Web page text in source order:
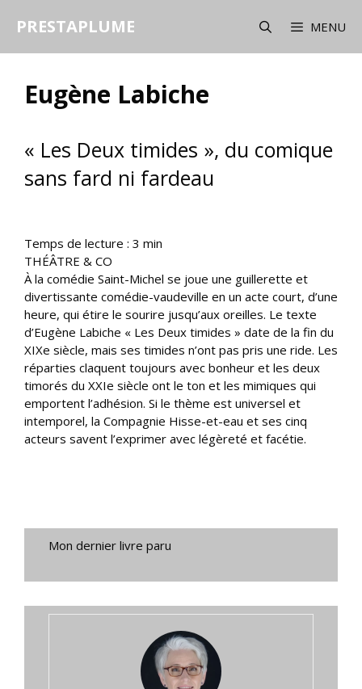
PRESTAPLUME MENU
Eugène Labiche
« Les Deux timides », du comique
sans fard ni fardeau
Temps de lecture : 3 min
THÉÂTRE & CO
À la comédie Saint-Michel se joue une guillerette et
divertissante comédie-vaudeville en un acte court, d’une
heure, qui étire le sourire jusqu’aux oreilles. Le texte
d’Eugène Labiche « Les Deux timides » date de la fin du
XIXe siècle, mais ses timides n’ont pas pris une ride. Les
réparties claquent toujours avec bonheur et les deux
timorés du XXIe siècle ont le ton et les mimiques qui
emportent l’adhésion. Si le thème est universel et
intemporel, la Compagnie Hisse-et-eau et ses cinq
acteurs savent l’exprimer avec légèreté et facétie.
Mon dernier livre paru